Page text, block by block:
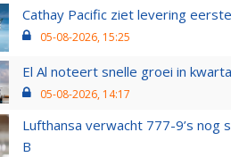
Cathay Pacific ziet levering
05-08-2026, 15:25
El Al noteert snelle groei in
05-08-2026, 14:17
Lufthansa verwacht 777-9’s nog
B